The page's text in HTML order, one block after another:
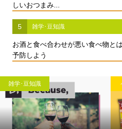
しいおつまみ...
5 雑学･豆知識
お酒と食べ合わせが悪い食べ物と
予防しよう
雑学･豆知識